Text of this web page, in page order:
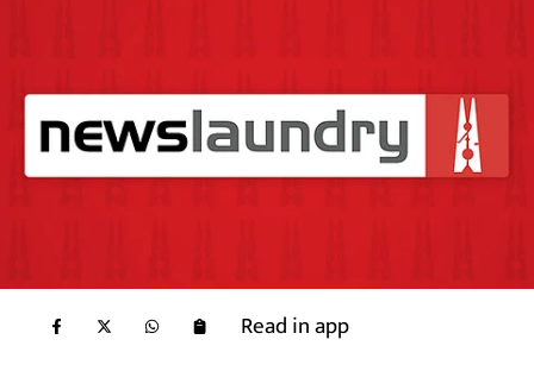
Read in app